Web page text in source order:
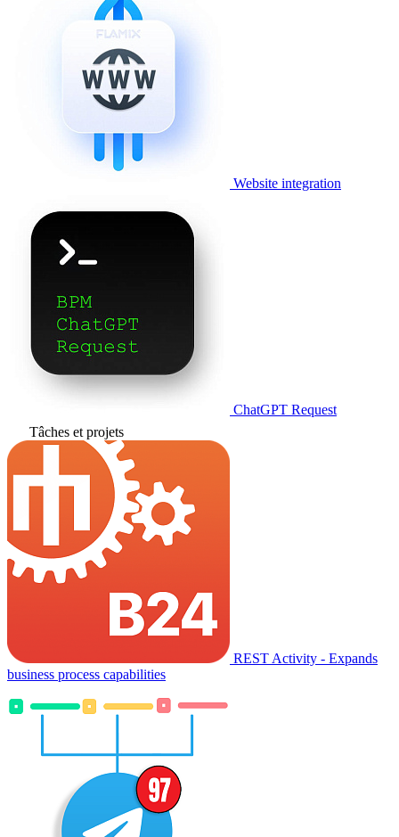
Website integration
ChatGPT Request
Tâches et projets
REST Activity - Expands
business process capabilities